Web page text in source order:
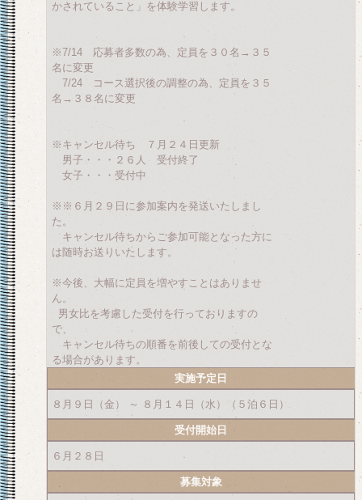
かされていること」を体験学習します。
※7/14 応募者多数の為、定員を３０名→３５
名に変更
7/24 コース選択後の調整の為、定員を３５
名→３８名に変更
※キャンセル待ち ７月２４日更新
男子・・・２６人 受付終了
女子・・・受付中
※※６月２９日に参加案内を発送いたしまし
た。
キャンセル待ちからご参加可能となった方に
は随時お送りいたします。
※今後、大幅に定員を増やすことはありませ
ん。
男女比を考慮した受付を行っておりますの
で、
キャンセル待ちの順番を前後しての受付とな
る場合があります。
実施予定日
８月９日（金） ～ ８月１４日（水）（５泊６日）
受付開始日
６月２８日
募集対象